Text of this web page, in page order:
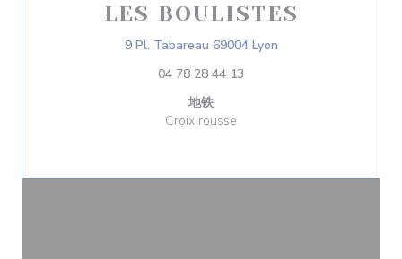
LES BOULISTES
9 Pl. Tabareau 69004 Lyon((在新窗口中打开))
04 78 28 44 13
地铁
Croix rousse